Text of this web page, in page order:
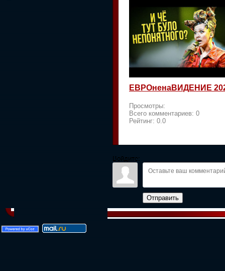
ЕВРОненаВИДЕНИЕ
Просмотры:
Всего комментариев: 0
Рейтинг: 0.0
Войдите:
Отправить